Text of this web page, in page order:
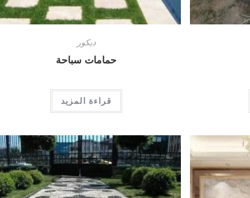
ديكور
حمامات سباحة
قراءة المزيد